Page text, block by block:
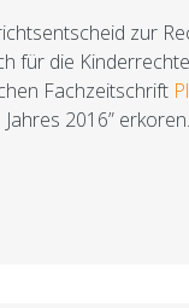
zur
für die
Fachzeitschrift
2016” erkoren.